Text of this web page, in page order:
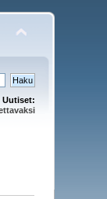
Uutiset: